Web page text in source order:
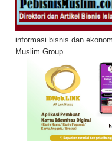
informasi bisnis dan
Muslim Group.